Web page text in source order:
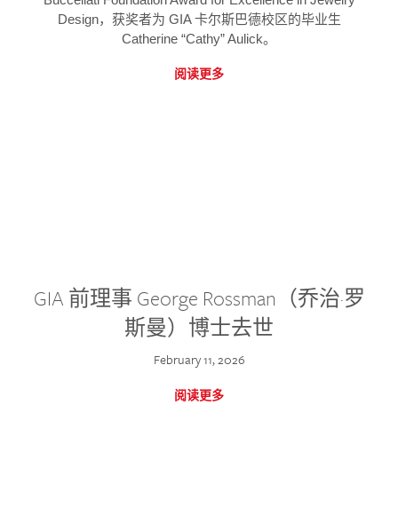
Design，获奖者为 GIA 卡尔斯巴德校区的毕业生
Catherine “Cathy” Aulick。
阅读更多
GIA 前理事 George Rossman（乔治·罗
斯曼）博士去世
February 11, 2026
阅读更多